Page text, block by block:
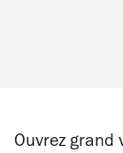
Ouvrez grand